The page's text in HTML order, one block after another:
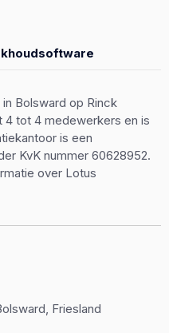
Bolsward op Rinck
4 tot 4 medewerkers en is
is een
KvK nummer 60628952.
over Lotus
Friesland